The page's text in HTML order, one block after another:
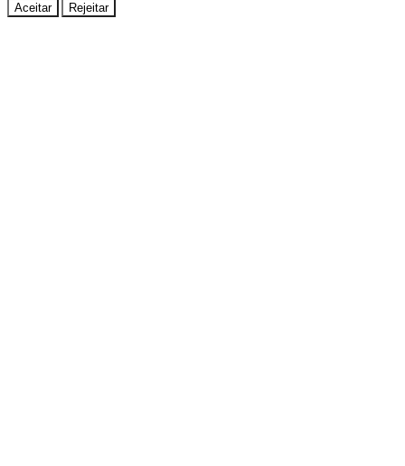
Aceitar Rejeitar